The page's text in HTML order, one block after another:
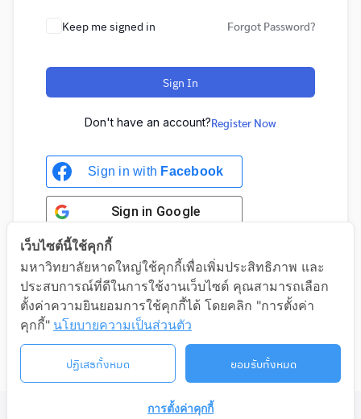
Keep me signed in Forgot Password?
Sign In
Don't have an account?Register Now
Sign in with Facebook
Sign in Google
Sign in with Google
©2026 LIFELONG.HU.AC.TH. ALL RIGHTS RESERVED.
เว็บไซต์นี้ใช้คุกกี้
มหาวิทยาลัยหาดใหญ่ใช้คุกกี้เพื่อเพิ่มประสิทธิภาพ และ
ประสบการณ์ที่ดีในการใช้งานเว็บไซต์ คุณสามารถเลือก
ตั้งค่าความยินยอมการใช้คุกกี้ได้ โดยคลิก "การตั้งค่า
คุกกี้" นโยบายความเป็นส่วนตัว
ปฏิเสธทั้งหมด ยอมรับทั้งหมด
การตั้งค่าคุกกี้